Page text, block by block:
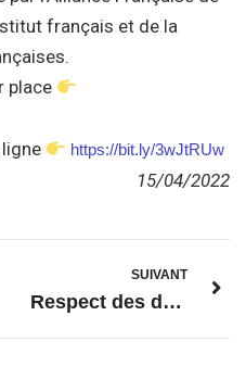
français et de la
place
https://bit.ly/3wJtRUw
15/04/2022
SUIVANT
Respect des droits humains et protection de l’environnement : Après la France, l’UE propose un devoir de vigilance à l’échelle européenne